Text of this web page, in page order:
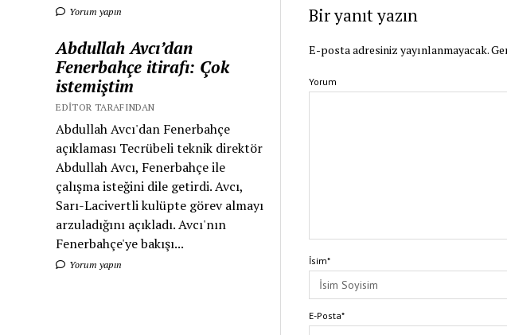
Yorum yapın
Abdullah Avcı’dan
Fenerbahçe itirafı: Çok
istemiştim
EDITOR TARAFINDAN
Abdullah Avcı'dan Fenerbahçe
açıklaması Tecrübeli teknik direktör
Abdullah Avcı, Fenerbahçe ile
çalışma isteğini dile getirdi. Avcı,
Sarı-Lacivertli kulüpte görev almayı
arzuladığını açıkladı. Avcı'nın
Fenerbahçe'ye bakışı...
Yorum yapın
Bir yanıt yazın
E-posta adresiniz yayınlanmayacak.
Yorum
İsim*
E-Posta*